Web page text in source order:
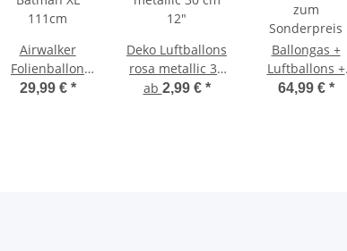
Airwalker
Folienballon
Batman XL
29,99 € *
Deko Luftballons
rosa metallic 30
cm 12"
ab 2,99 € *
Ballongas +
Luftballons +
Verschlüsse
64,99 € *